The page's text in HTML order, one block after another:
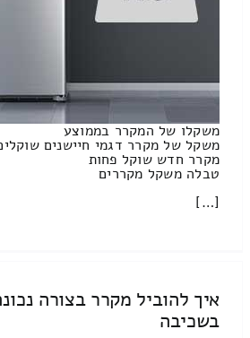
משקלו של המקרר בממוצע
משקל של מקרר דגמי חיישנים
מקרר חדש שוקל פחות
טבלה משקל מקררים
[…]
איך להוביל מקרר בצורה
בשכיבה